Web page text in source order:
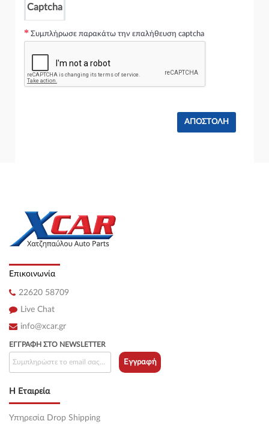
VW POLO CLASSIC 1996 - 2006 ( 6KV2 ) Sedan / 4dr 90 1.9
Captcha
Συμπλήρωσε παρακάτω την επαλήθευση captcha
Επικοινωνία
22620 58709
Live Chat
info@xcar.gr
Η Εταιρεία
Υπηρεσία Drop Shipping
ΕΓΓΡΑΦΉ ΣΤΟ NEWSLETTER
Εγγραφή